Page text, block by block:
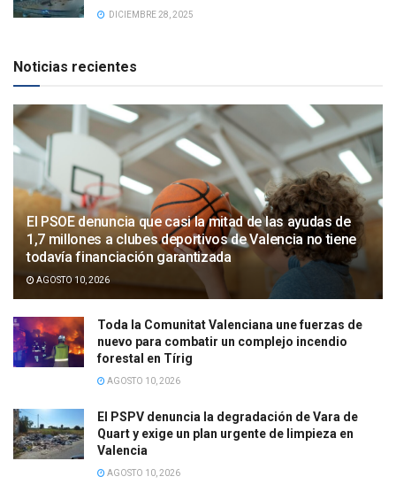
DICIEMBRE 28, 2025
Noticias recientes
El PSOE denuncia que casi la mitad de las ayudas de
1,7 millones a clubes deportivos de Valencia no tiene
todavía financiación garantizada
AGOSTO 10, 2026
Toda la Comunitat Valenciana une fuerzas de
nuevo para combatir un complejo incendio
forestal en Tírig
AGOSTO 10, 2026
El PSPV denuncia la degradación de Vara de
Quart y exige un plan urgente de limpieza en
Valencia
AGOSTO 10, 2026